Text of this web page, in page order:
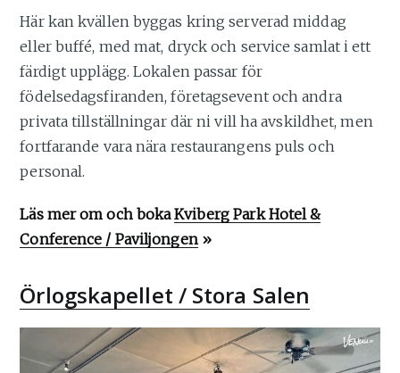
Här kan kvällen byggas kring serverad middag
eller buffé, med mat, dryck och service samlat i ett
färdigt upplägg. Lokalen passar för
födelsedagsfiranden, företagsevent och andra
privata tillställningar där ni vill ha avskildhet, men
fortfarande vara nära restaurangens puls och
personal.
Läs mer om och bokaKviberg Park Hotel &
Conference / Paviljongen»
Örlogskapellet / Stora Salen